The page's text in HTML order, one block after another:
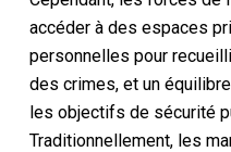
accéder à des espaces
personnelles pour
des crimes, et un
les objectifs de sécurité
Traditionnellement, les